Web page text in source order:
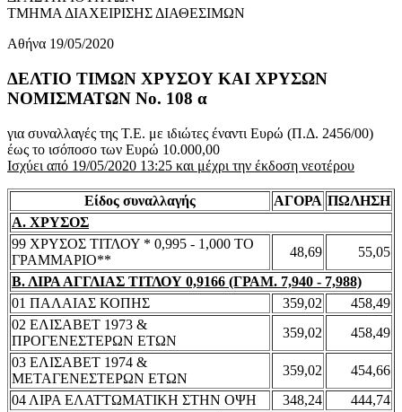
ΤΜΗΜΑ ΔΙΑΧΕΙΡΙΣΗΣ ΔΙΑΘΕΣΙΜΩΝ
Αθήνα 19/05/2020
ΔΕΛΤΙΟ ΤΙΜΩΝ ΧΡΥΣΟΥ ΚΑΙ ΧΡΥΣΩΝ
ΝΟΜΙΣΜΑΤΩΝ No. 108 α
για συναλλαγές της Τ.Ε. με ιδιώτες έναντι Ευρώ (Π.Δ. 2456/00)
έως το ισόποσο των Ευρώ 10.000,00
Ισχύει από 19/05/2020 13:25 και μέχρι την έκδοση νεοτέρου
Είδος συναλλαγής ΑΓΟΡΑ ΠΩΛΗΣΗ
Α. ΧΡΥΣΟΣ
99 ΧΡΥΣΟΣ ΤΙΤΛΟΥ * 0,995 - 1,000 ΤΟ
ΓΡΑΜΜΑΡΙΟ**
48,69
55,05
Β. ΛΙΡΑ ΑΓΓΛΙΑΣ ΤΙΤΛΟΥ 0,9166 (ΓΡΑΜ. 7,940 - 7,988)
01 ΠΑΛΑΙΑΣ ΚΟΠΗΣ
359,02
458,49
02 ΕΛΙΣΑΒΕΤ 1973 &
ΠΡΟΓΕΝΕΣΤΕΡΩΝ ΕΤΩΝ
359,02
458,49
03 ΕΛΙΣΑΒΕΤ 1974 &
ΜΕΤΑΓΕΝΕΣΤΕΡΩΝ ΕΤΩΝ
359,02
454,66
04 ΛΙΡΑ ΕΛΑΤΤΩΜΑΤΙΚΗ ΣΤΗΝ ΟΨΗ
348,24
444,74